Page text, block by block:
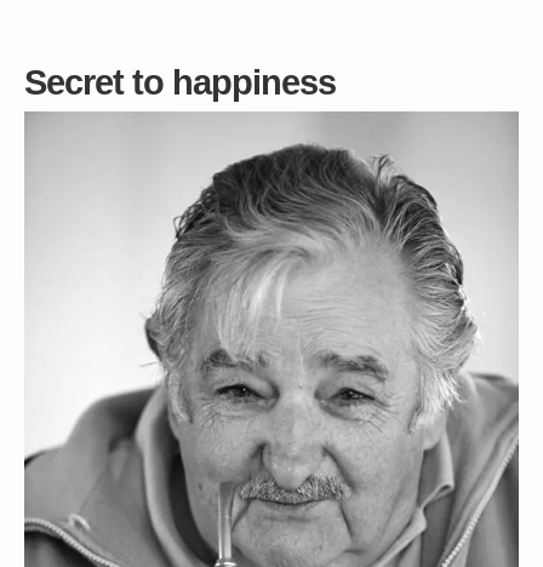
Secret to happiness